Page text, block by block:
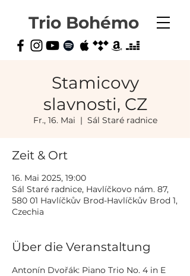
Trio Bohémo
Stamicovy
slavnosti, CZ
Fr., 16. Mai
  |
Sál Staré radnice
Zeit & Ort
16. Mai 2025, 19:00
Sál Staré radnice, Havlíčkovo nám. 87,
580 01 Havlíčkův Brod-Havlíčkův Brod 1,
Czechia
Über die Veranstaltung
Antonín Dvořák: Piano Trio No. 4 in E